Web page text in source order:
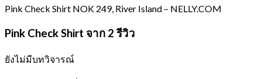
Pink Check Shirt NOK 249, River Island – NELLY.COM
Pink Check Shirt จาก 2 รีวิว
ยังไม่มีบทวิจารณ์